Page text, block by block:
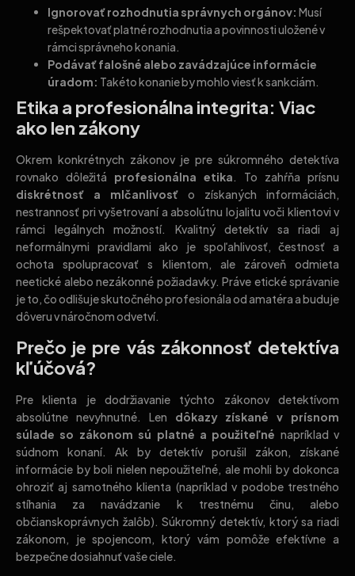
Ignorovať rozhodnutia správnych orgánov: Musí
rešpektovať platné rozhodnutia a povinnosti uložené v
rámci správneho konania.
Podávať falošné alebo zavádzajúce informácie
úradom: Takéto konanie by mohlo viesť k sankciám.
Etika a profesionálna integrita: Viac
ako len zákony
Okrem konkrétnych zákonov je pre súkromného detektíva
rovnako dôležitá profesionálna etika. To zahŕňa prísnu
diskrétnosť a mlčanlivosť o získaných informáciách,
nestrannosť pri vyšetrovaní a absolútnu lojalitu voči klientovi v
rámci legálnych možností. Kvalitný detektív sa riadi aj
neformálnymi pravidlami ako je spoľahlivosť, čestnosť a
ochota spolupracovať s klientom, ale zároveň odmieta
neetické alebo nezákonné požiadavky. Práve etické správanie
je to, čo odlišuje skutočného profesionála od amatéra a buduje
dôveru v náročnom odvetví.
Prečo je pre vás zákonnosť detektíva
kľúčová?
Pre klienta je dodržiavanie týchto zákonov detektívom
absolútne nevyhnutné. Len dôkazy získané v prísnom
súlade so zákonom sú platné a použiteľné napríklad v
súdnom konaní. Ak by detektív porušil zákon, získané
informácie by boli nielen nepoužiteľné, ale mohli by dokonca
ohroziť aj samotného klienta (napríklad v podobe trestného
stíhania za navádzanie k trestnému činu, alebo
občianskoprávnych žalôb). Súkromný detektív, ktorý sa riadi
zákonom, je spojencom, ktorý vám pomôže efektívne a
bezpečne dosiahnuť vaše ciele.